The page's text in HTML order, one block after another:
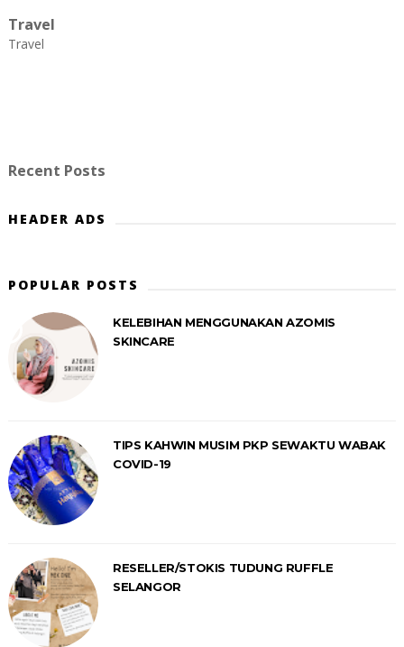
Travel
Travel
Recent Posts
HEADER ADS
POPULAR POSTS
KELEBIHAN MENGGUNAKAN AZOMIS
SKINCARE
TIPS KAHWIN MUSIM PKP SEWAKTU WABAK
COVID-19
RESELLER/STOKIS TUDUNG RUFFLE
SELANGOR